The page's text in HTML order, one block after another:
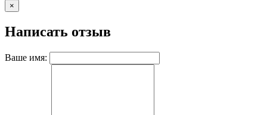
×
Написать отзыв
Ваше имя: